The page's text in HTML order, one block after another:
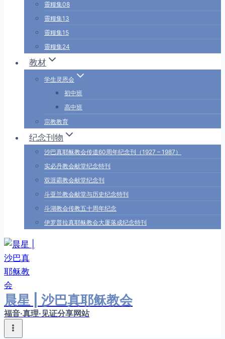
靈糧集08
靈糧集13
靈糧集15
靈糧集24
教材
学生灵恩会
初中班
高中班
宗教教育
纪念刊物
沙巴真耶稣教会传道60周年纪念刊（1927 – 1987）
实必丹教会献堂纪念特刊
双涯霸教会献堂纪念刊
斗亚兰教会献堂与历史纪念特刊
斗湖教会传教五十周年纪念
伊罗普拉真耶稣教会大厦落成纪念特刊
晨星 | 沙巴真耶稣教会
福音·真理·见证分享网站